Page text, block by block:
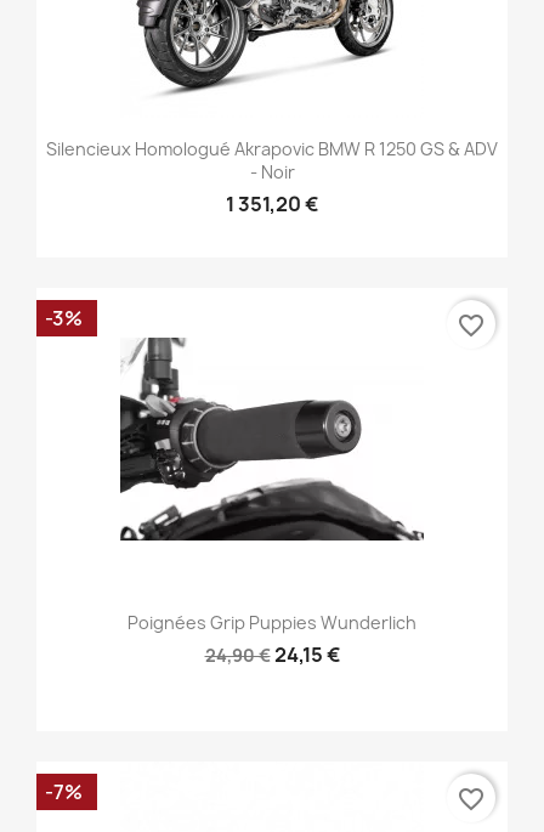
Silencieux Homologué Akrapovic BMW R 1250 GS & ADV
- Noir
1 351,20 €
Poignées Grip Puppies Wunderlich
24,90 €24,15 €
-3% favorite_border
-7% favorite_border